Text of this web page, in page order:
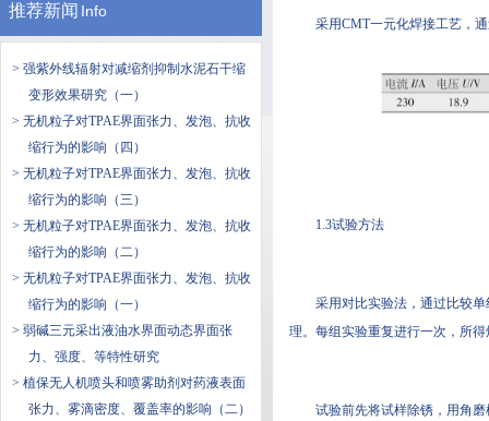
推荐新闻 Info
> 强紫外线辐射对减缩剂抑制水泥石干缩
变形效果研究（一）
> 无机粒子对TPAE界面张力、发泡、抗收
缩行为的影响（四）
> 无机粒子对TPAE界面张力、发泡、抗收
缩行为的影响（三）
> 无机粒子对TPAE界面张力、发泡、抗收
缩行为的影响（二）
> 无机粒子对TPAE界面张力、发泡、抗收
缩行为的影响（一）
> 弱碱三元采出液油水界面动态界面张
力、强度、等特性研究
> 植保无人机喷头和喷雾助剂对药液表面
张力、雾滴密度、覆盖率的影响（二）
采用CMT一元化焊接工艺
1.3试验方法
采用对比实验法，通过比较
理。每组实验重复进行一次，所
试验前先将试样除锈，用